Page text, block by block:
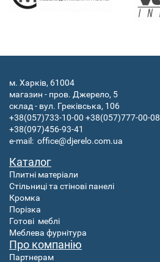
м. Харків, 61004
магазин - пров. Джерело, 5
склад - вул. Греківська, 106
+38(057)733-10-00 +38(057)777-00-08
+38(097)456-93-41
e-mail: office@djerelo.com.ua
Каталог
Плитні матеріали
Стільниці та стінові панелі
Кромка
Порізка
Готові меблі
Меблева фурнітура
Про компанію
Партнерам